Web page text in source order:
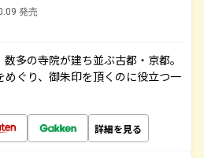
発売
多の寺院が建ち並ぶ古都・京都。
ぐり、御朱印を頂くのに役立つ一
詳細を見る